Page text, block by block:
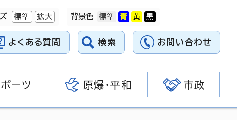
標準 拡大 背景色
よくある質問 検索 お問い合わせ
ポーツ 原爆・平和 市政